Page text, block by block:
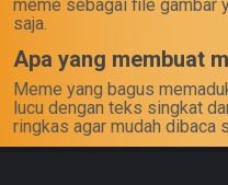
meme sebagai file gambar
saja.
Apa yang membuat
Meme yang bagus
lucu dengan teks singkat
ringkas agar mudah dibaca